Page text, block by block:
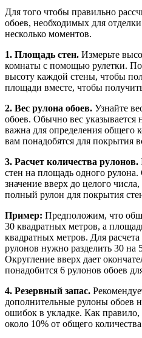
Для того чтобы правильно
обоев, необходимых для
несколько моментов.
1. Площадь стен. Измерьте
комнаты с помощью рулетки.
высоту каждой стены, чтобы
площади вместе, чтобы
2. Вес рулона обоев. Узнайте
обоев. Обычно вес
важна для определения общего
вам понадобятся для покрытия
3. Расчет количества рулонов.
стен на площадь одного
значение вверх до целого
полный рулон для покрытия
Пример: Предположим, что
30 квадратных метров, а
квадратных метров. Для
рулонов нужно разделить 30 на
Округление вверх дает
понадобится 6 рулонов обоев
4. Резервный запас.
дополнительные рулоны обоев
ошибок в укладке. Как правило,
около 10% от общего